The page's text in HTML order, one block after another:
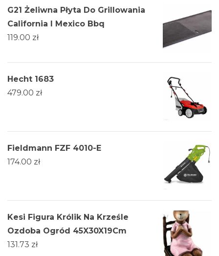
G21 Żeliwna Płyta Do Grillowania
California I Mexico Bbq
119.00 zł
Hecht 1683
479.00 zł
Fieldmann FZF 4010-E
174.00 zł
Kesi Figura Królik Na Krześle
Ozdoba Ogród 45X30X19Cm
131.73 zł